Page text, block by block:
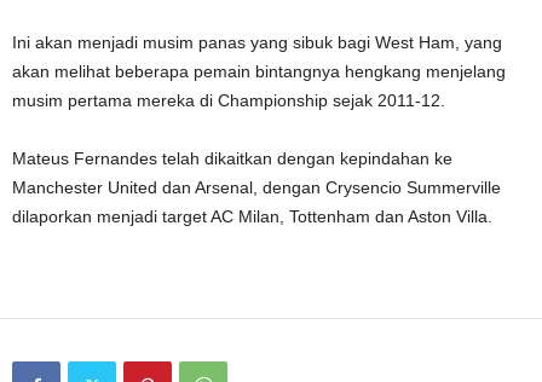
Ini akan menjadi musim panas yang sibuk bagi West Ham, yang
akan melihat beberapa pemain bintangnya hengkang menjelang
musim pertama mereka di Championship sejak 2011-12.
Mateus Fernandes telah dikaitkan dengan kepindahan ke
Manchester United dan Arsenal, dengan Crysencio Summerville
dilaporkan menjadi target AC Milan, Tottenham dan Aston Villa.